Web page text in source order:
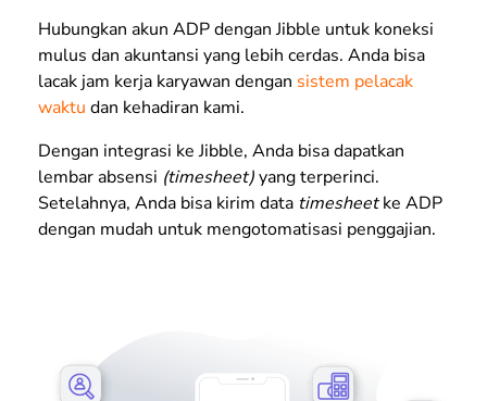
Hubungkan akun ADP dengan Jibble untuk koneksi
mulus dan akuntansi yang lebih cerdas. Anda bisa
lacak jam kerja karyawan dengan sistem pelacak
waktu dan kehadiran kami.
Dengan integrasi ke Jibble, Anda bisa dapatkan
lembar absensi (timesheet)yang terperinci.
Setelahnya, Anda bisa kirim data timesheetke ADP
dengan mudah untuk mengotomatisasi penggajian.